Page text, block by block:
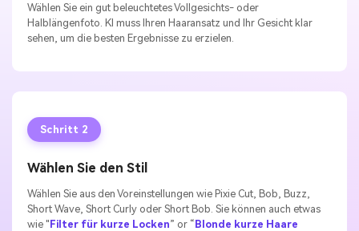
Wählen Sie ein gut beleuchtetes Vollgesichts- oder
Halblängenfoto. KI muss Ihren Haaransatz und Ihr Gesicht klar
sehen, um die besten Ergebnisse zu erzielen.
Schritt 2
Wählen Sie den Stil
Wählen Sie aus den Voreinstellungen wie Pixie Cut, Bob, Buzz,
Short Wave, Short Curly oder Short Bob. Sie können auch etwas
wie "Filter für kurze Locken” or “Blonde kurze Haare